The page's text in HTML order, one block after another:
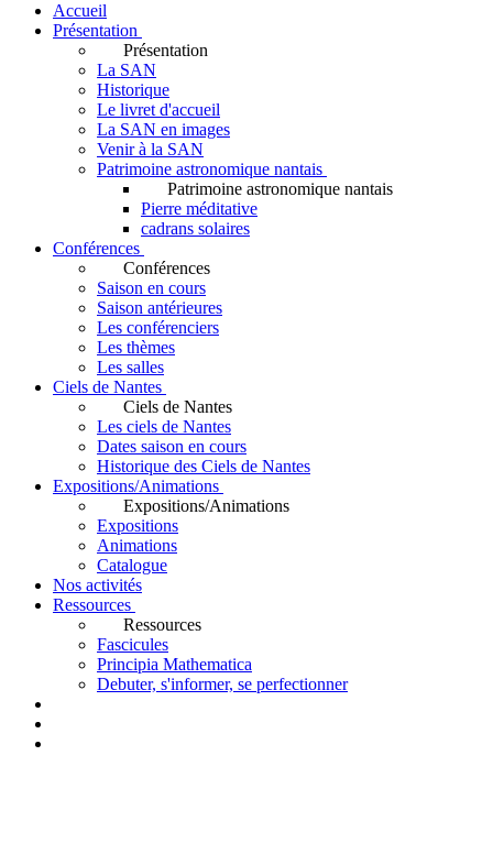
Accueil
Présentation
Présentation
La SAN
Historique
Le livret d'accueil
La SAN en images
Venir à la SAN
Patrimoine astronomique nantais
Patrimoine astronomique nantais
Pierre méditative
cadrans solaires
Conférences
Conférences
Saison en cours
Saison antérieures
Les conférenciers
Les thèmes
Les salles
Ciels de Nantes
Ciels de Nantes
Les ciels de Nantes
Dates saison en cours
Historique des Ciels de Nantes
Expositions/Animations
Expositions/Animations
Expositions
Animations
Catalogue
Nos activités
Ressources
Ressources
Fascicules
Principia Mathematica
Debuter, s'informer, se perfectionner